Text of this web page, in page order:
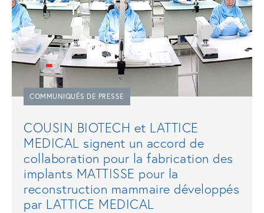
COMMUNIQUÉS DE PRESSE
COUSIN BIOTECH et LATTICE
MEDICAL signent un accord de
collaboration pour la fabrication des
implants MATTISSE pour la
reconstruction mammaire développés
par LATTICE MEDICAL